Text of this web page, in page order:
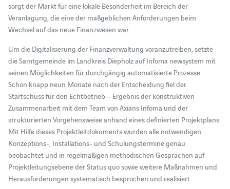
sorgt der Markt für eine lokale Besonderheit im Bereich der
Veranlagung, die eine der maßgeblichen Anforderungen beim
Wechsel auf das neue Finanzwesen war.
Um die Digitalisierung der Finanzverwaltung voranzutreiben, setzte
die Samtgemeinde im Landkreis Diepholz auf Infoma newsystem mit
seinen Möglichkeiten für durchgängig automatisierte Prozesse.
Schon knapp neun Monate nach der Entscheidung fiel der
Startschuss für den Echtbetrieb – Ergebnis der konstruktiven
Zusammenarbeit mit dem Team von Axians Infoma und der
strukturierten Vorgehensweise anhand eines definierten Projektplans.
Mit Hilfe dieses Projektleitdokuments wurden alle notwendigen
Konzeptions-, Installations- und Schulungstermine genau
beobachtet und in regelmäßigen methodischen Gesprächen auf
Projektleitungsebene der Status quo sowie weitere Maßnahmen und
Herausforderungen systematisch besprochen und realisiert.